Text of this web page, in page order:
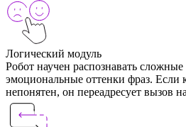
Логический модуль
Робот научен распознавать сложные
эмоциональные оттенки фраз. Если
непонятен, он переадресует вызов